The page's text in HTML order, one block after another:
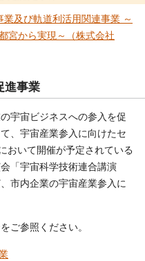
業及び軌道利活用関連事業 ～
宮から実現～（株式会社
進事業
宇宙ビジネスへの参入を促
、宇宙産業参入に向けたセ
おいて開催が予定されている
「宇宙科学技術連合講演
市内企業の宇宙産業参入に
ご参照ください。